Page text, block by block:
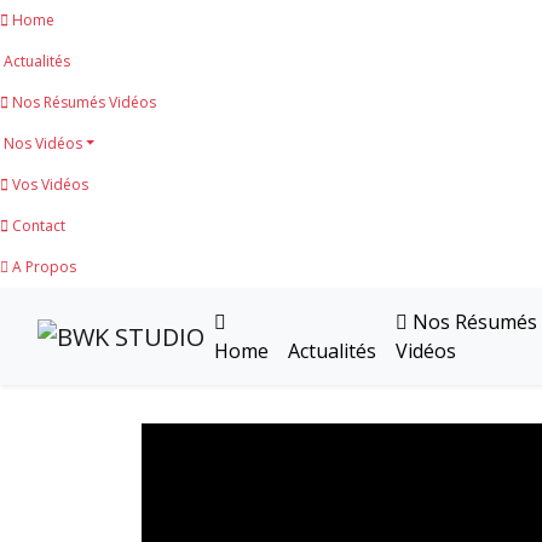
Home
Actualités
Nos Résumés Vidéos
Nos Vidéos
Vos Vidéos
Contact
A Propos
Home Actualités
Nos Résumés
Vidéos